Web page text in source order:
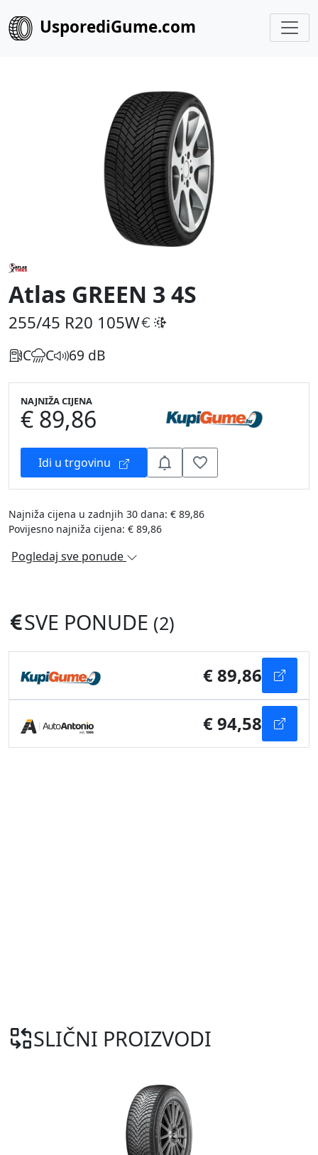
UsporediGume.com
Atlas GREEN 3 4S
255/45 R20 105W
C C 69 dB
NAJNIŽA CIJENA
€ 89,86
Idi u trgovinu
Najniža cijena u zadnjih 30 dana: € 89,86
Povijesno najniža cijena: € 89,86
Pogledaj sve ponude
SVE PONUDE (2)
€ 89,86
€ 94,58
SLIČNI PROIZVODI